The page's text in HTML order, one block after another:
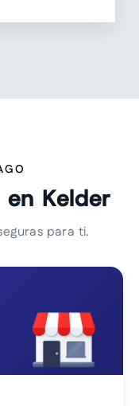
Kelder
para ti.